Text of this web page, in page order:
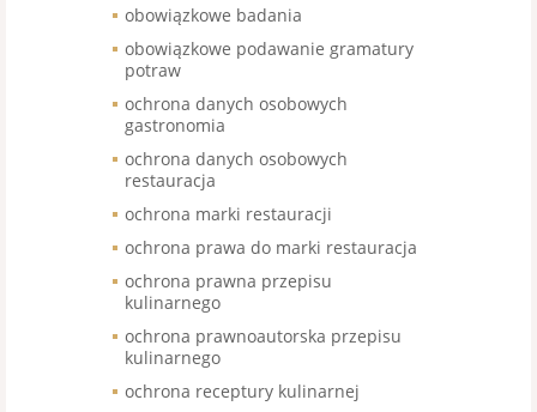
obowiązkowe badania
obowiązkowe podawanie gramatury
potraw
ochrona danych osobowych
gastronomia
ochrona danych osobowych
restauracja
ochrona marki restauracji
ochrona prawa do marki restauracja
ochrona prawna przepisu
kulinarnego
ochrona prawnoautorska przepisu
kulinarnego
ochrona receptury kulinarnej